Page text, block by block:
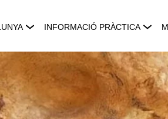
INFORMACIÓ PRÀCTICA